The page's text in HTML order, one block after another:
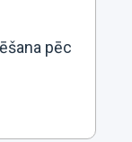
pēc